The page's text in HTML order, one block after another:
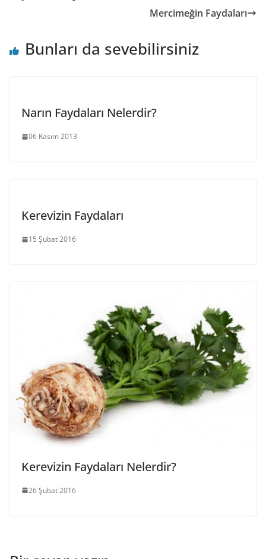
Mercimeğin Faydaları
Bunları da sevebilirsiniz
Narın Faydaları Nelerdir?
06 Kasım 2013
Kerevizin Faydaları
15 Şubat 2016
Kerevizin Faydaları Nelerdir?
26 Şubat 2016